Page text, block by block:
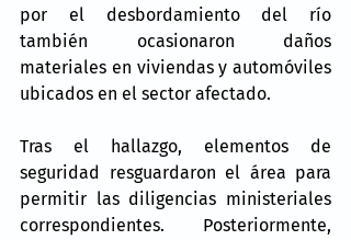
por el desbordamiento del río
también ocasionaron daños
materiales en viviendas y automóviles
ubicados en el sector afectado.
Tras el hallazgo, elementos de
seguridad resguardaron el área para
permitir las diligencias ministeriales
correspondientes. Posteriormente,